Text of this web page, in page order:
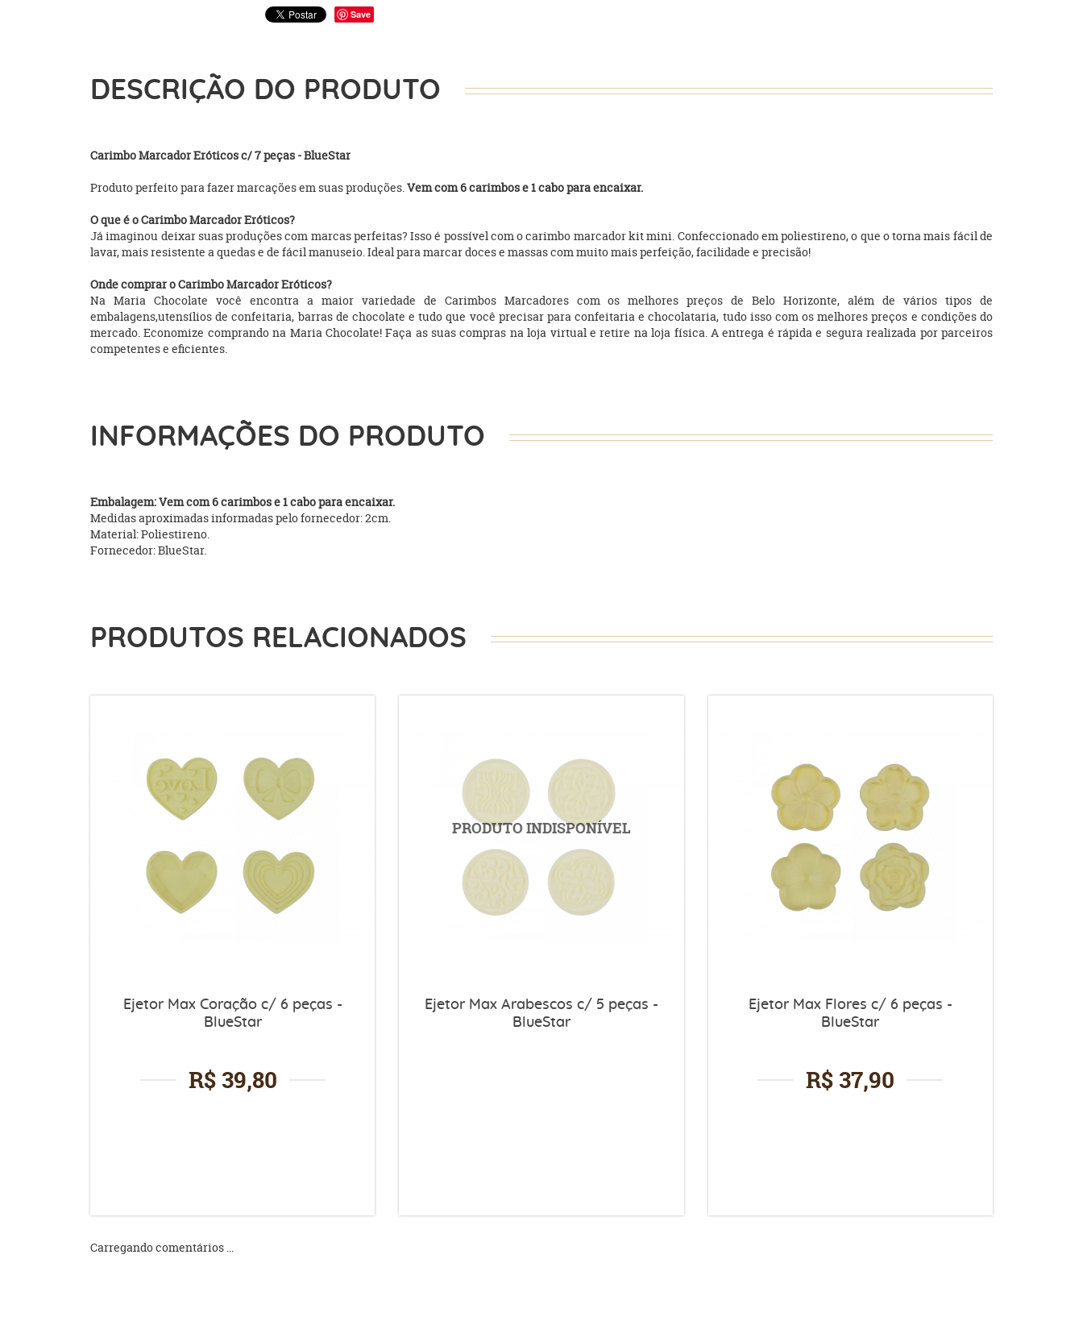
Save
DESCRIÇÃO DO PRODUTO
Carimbo Marcador Eróticos c/ 7 peças - BlueStar
Produto perfeito para fazer marcações em suas produções.Vem com 6 carimbos e 1 cabo para encaixar.
O que é o Carimbo Marcador Eróticos?
Já imaginou deixar suas produções com marcas perfeitas? Isso é possível com o carimbo marcador kit mini. Confeccionado em poliestireno, o que o torna mais fácil de
lavar, mais resistente a quedas e de fácil manuseio. Ideal para marcar doces e massas com muito mais perfeição, facilidade e precisão!
Onde comprar o Carimbo Marcador Eróticos?
Na Maria Chocolate você encontra a maior variedade de Carimbos Marcadores com os melhores preços de Belo Horizonte, além de vários tipos de
embalagens,utensílios de confeitaria, barras de chocolate e tudo que você precisar para confeitaria e chocolataria, tudo isso com os melhores preços e condições do
mercado. Economize comprando na Maria Chocolate! Faça as suas compras na loja virtual e retire na loja física. A entrega é rápida e segura realizada por parceiros
competentes e eficientes.
INFORMAÇÕES DO PRODUTO
Embalagem: Vem com 6 carimbos e 1 cabo para encaixar.
Medidas aproximadas informadas pelo fornecedor: 2cm.
Material: Poliestireno.
Fornecedor: BlueStar.
PRODUTOS RELACIONADOS
Ejetor Max Coração c/ 6 peças -
BlueStar
R$ 39,80
Ejetor Max Arabescos c/ 5 peças -
BlueStar
Ejetor Max Flores c/ 6 peças -
BlueStar
R$ 37,90
Carregando comentários ...